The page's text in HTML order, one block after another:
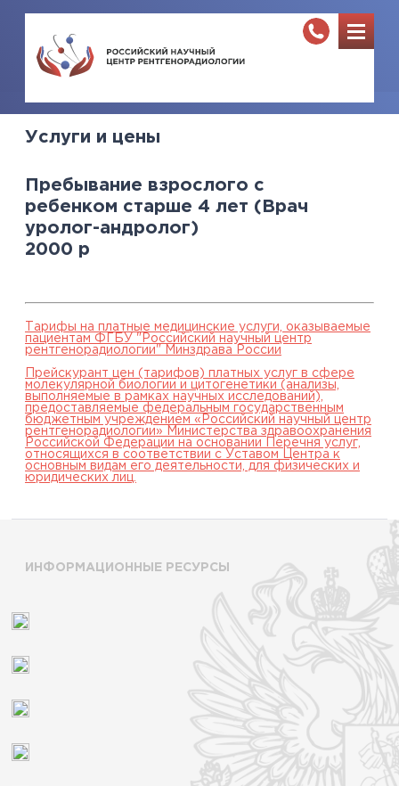
Услуги и цены
Пребывание взрослого с
ребенком старше 4 лет (Врач
уролог-андролог)
2000 р
Тарифы на платные медицинские услуги, оказываемые
пациентам ФГБУ "Российский научный центр
рентгенорадиологии" Минздрава России
Прейскурант цен (тарифов) платных услуг в сфере
молекулярной биологии и цитогенетики (анализы,
выполняемые в рамках научных исследований),
предоставляемые федеральным государственным
бюджетным учреждением «Российский научный центр
рентгенорадиологии» Министерства здравоохранения
Российской Федерации на основании Перечня услуг,
относящихся в соответствии с Уставом Центра к
основным видам его деятельности, для физических и
юридических лиц.
ИНФОРМАЦИОННЫЕ РЕСУРСЫ